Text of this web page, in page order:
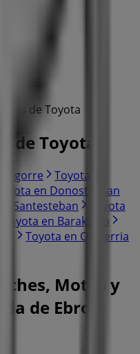
de Toyota
de Toyota
Igorre
Toyota en
Toyota en Donostia-San
Santesteban
Toyota
Toyota en Barakaldo
Toyota en Olaberria
Motos y
de Ebro